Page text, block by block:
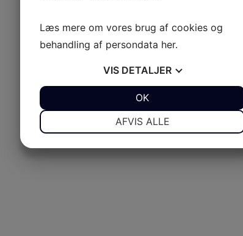
Læs mere om vores brug af cookies og
behandling af persondata her.
VIS DETALJER
AFVIS ALLE
OK